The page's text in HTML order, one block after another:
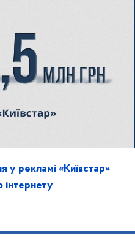
рекламі «Київстар»
інтернету